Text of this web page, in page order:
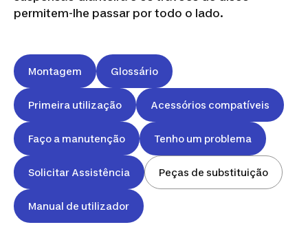
permitem-lhe passar por todo o lado.
Montagem Glossário
Primeira utilização Acessórios compatíveis
Faço a manutenção Tenho um problema
Solicitar Assistência Peças de substituição
Manual de utilizador